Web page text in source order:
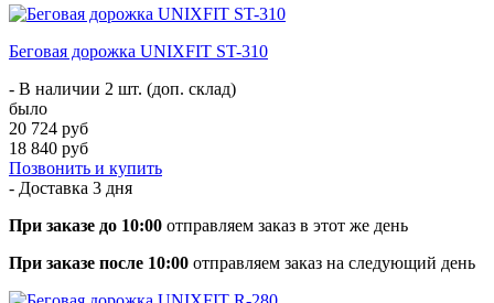
Беговая дорожка UNIXFIT ST-310
- В наличии 2 шт. (доп. склад)
было
20 724 руб
18 840 руб
Позвонить и купить
- Доставка 3 дня
При заказе до 10:00 отправляем заказ в этот же день
При заказе после 10:00 отправляем заказ на следующий день